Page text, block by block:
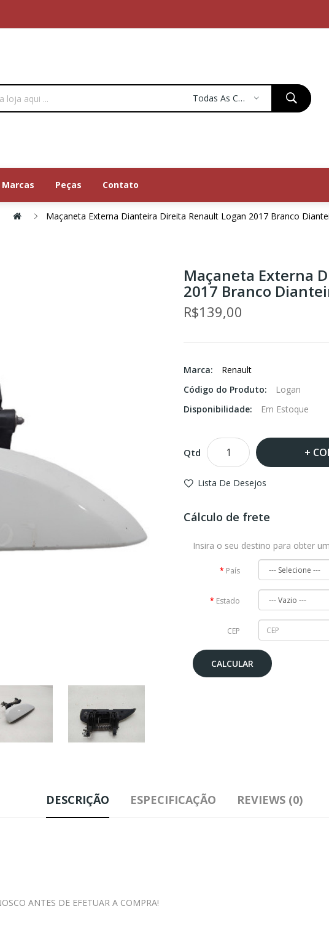
Todas As Categorias
Marcas Peças Contato
Maçaneta Externa Dianteira Direita Renault Logan 2017 Branco
Maçaneta Externa
2017 Branco
R$139,00
Marca:
Renault
Código do Produto:
Logan
Disponibilidade:
Em Estoque
Qtd
Lista De Desejos
Cálculo de frete
Insira o seu destino para obter
País
Estado
CEP
CALCULAR
DESCRIÇÃO ESPECIFICAÇÃO REVIEWS (0)
ANTES DE EFETUAR A COMPRA!